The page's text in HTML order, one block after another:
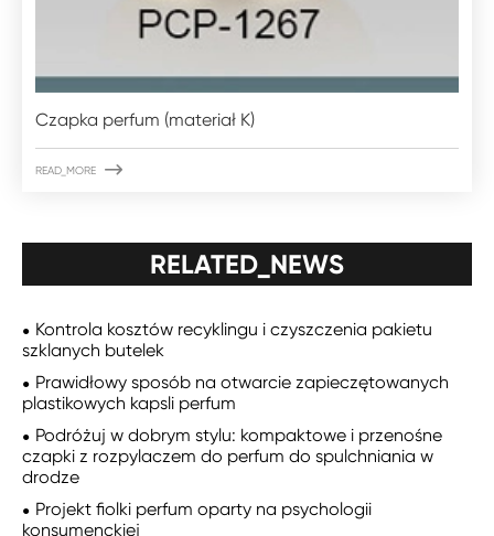
Czapka perfum (materiał K)
READ_MORE 
RELATED_NEWS
Kontrola kosztów recyklingu i czyszczenia pakietu
szklanych butelek
Prawidłowy sposób na otwarcie zapieczętowanych
plastikowych kapsli perfum
Podróżuj w dobrym stylu: kompaktowe i przenośne
czapki z rozpylaczem do perfum do spulchniania w
drodze
Projekt fiolki perfum oparty na psychologii
konsumenckiej